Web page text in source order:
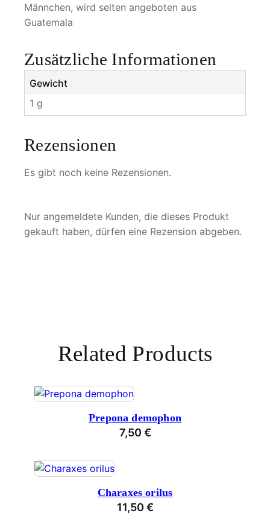
e
n
e
Männchen, wird selten angeboten aus
Guatemala
Zusätzliche Informationen
Gewicht
1 g
Rezensionen
Es gibt noch keine Rezensionen.
Nur angemeldete Kunden, die dieses Produkt
gekauft haben, dürfen eine Rezension abgeben.
Related Products
Prepona demophon
7,50 €
Charaxes orilus
11,50 €